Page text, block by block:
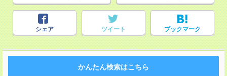
シェア ツイート ブックマーク
かんたん検索はこちら